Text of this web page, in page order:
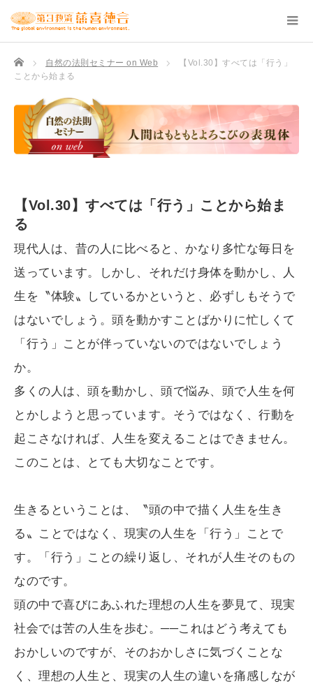
TOP 自然の法則セミナー on Web
【Vol.30】すべては「行う」
ことから始まる
【Vol.30】すべては「行う」ことから始ま
る
現代人は、昔の人に比べると、かなり多忙な毎日を
送っています。しかし、それだけ身体を動かし、人
生を〝体験〟しているかというと、必ずしもそうで
はないでしょう。頭を動かすことばかりに忙しくて
「行う」ことが伴っていないのではないでしょう
か。
多くの人は、頭を動かし、頭で悩み、頭で人生を何
とかしようと思っています。そうではなく、行動を
起こさなければ、人生を変えることはできません。
このことは、とても大切なことです。
生きるということは、〝頭の中で描く人生を生き
る〟ことではなく、現実の人生を「行う」ことで
す。「行う」ことの繰り返し、それが人生そのもの
なのです。
頭の中で喜びにあふれた理想の人生を夢見て、現実
社会では苦の人生を歩む。──これはどう考えても
おかしいのですが、そのおかしさに気づくことな
く、理想の人生と、現実の人生の違いを痛感しなが